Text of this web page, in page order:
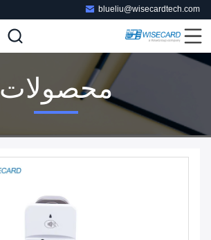
blueliu@wisecardtech.com
محصولات